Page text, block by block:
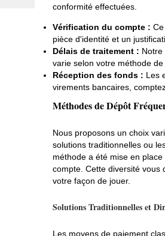
conformité effectuées.
Vérification du compte :
pièce d'identité et un
Délais de traitement : Notre
varie selon votre méthode
Réception des fonds : Les
virements bancaires,
Méthodes de Dépôt
Nous proposons un choix
solutions traditionnelles ou
méthode a été mise en
compte. Cette diversité vous
votre façon de jouer.
Solutions Traditionnelles et
Les moyens de paiement